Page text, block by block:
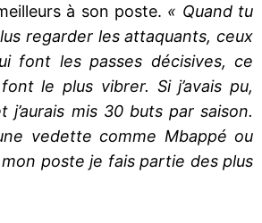
à son poste. « Quand tu
regarder les attaquants, ceux
font les passes décisives, ce
le plus vibrer. Si j’avais pu,
j’aurais mis 30 buts par saison.
vedette comme Mbappé ou
poste je fais partie des plus